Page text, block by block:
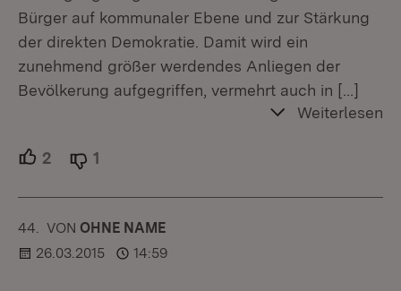
Bürger auf kommunaler Ebene und zur Stärkung
der direkten Demokratie. Damit wird ein
zunehmend größer werdendes Anliegen der
Bevölkerung aufgegriffen, vermehrt auch in […]
Weiterlesen
2 Unterstützer.
1
44. KOMMENTAR
VON :OHNE NAME
26.03.2015
14:59